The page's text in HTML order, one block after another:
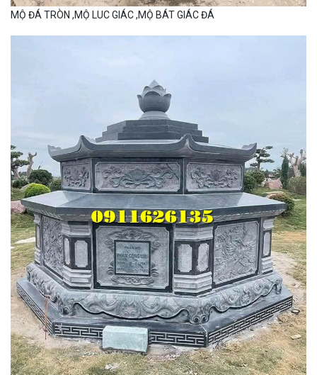
MỘ ĐÁ TRÒN ,MỘ LUC GIÁC ,MỘ BÁT GIÁC ĐÁ